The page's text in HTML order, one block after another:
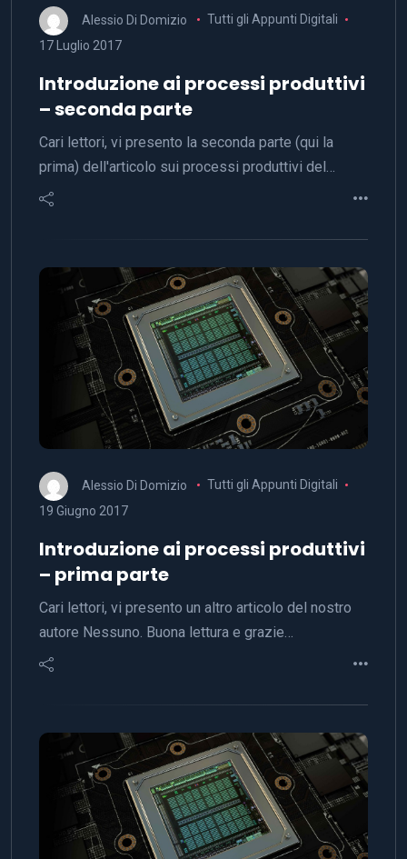
Alessio Di Domizio
Tutti gli Appunti Digitali
17 Luglio 2017
Introduzione ai processi produttivi
– seconda parte
Cari lettori, vi presento la seconda parte (qui la
prima) dell'articolo sui processi produttivi del…
Alessio Di Domizio
Tutti gli Appunti Digitali
19 Giugno 2017
Introduzione ai processi produttivi
– prima parte
Cari lettori, vi presento un altro articolo del nostro
autore Nessuno. Buona lettura e grazie…